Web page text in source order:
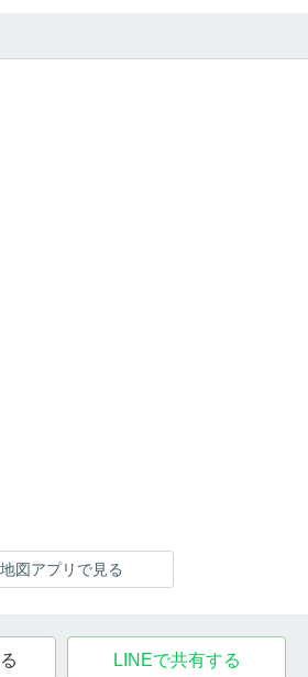
地図アプリで見る
LINEで共有する